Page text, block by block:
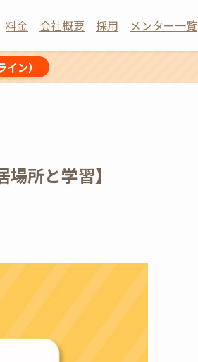
料金 会社概要 採用 メンター一覧
ン）
所と学習】